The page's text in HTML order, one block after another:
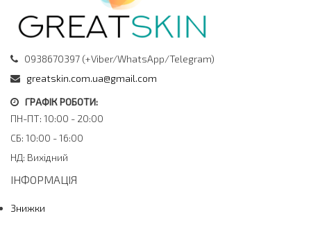
Особливості зберігання
Зберігати в сухому місці
Підходить для миття у посудомийній машині
0938670397 (+Viber/WhatsApp/Telegram)
greatskin.com.ua@gmail.com
ГРАФІК РОБОТИ:
ПН-ПТ: 10:00 - 20:00
СБ: 10:00 - 16:00
НД: Вихідний
ІНФОРМАЦІЯ
Знижки